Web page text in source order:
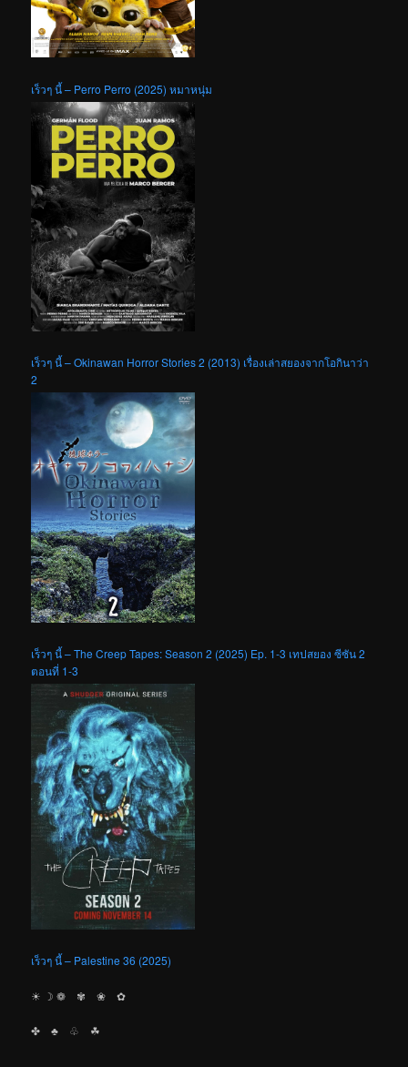
เร็วๆ นี้ – Perro Perro (2025) หมาหนุ่ม
เร็วๆ นี้ – Okinawan Horror Stories 2 (2013) เรื่องเล่าสยองจากโอกินาว่า
2
เร็วๆ นี้ – The Creep Tapes: Season 2 (2025) Ep. 1-3 เทปสยอง ซีซัน 2
ตอนที่ 1-3
เร็วๆ นี้ – Palestine 36 (2025)
☀︎ ☽ ❁ ✾ ❀ ✿
✤ ♣︎ ♧ ☘︎